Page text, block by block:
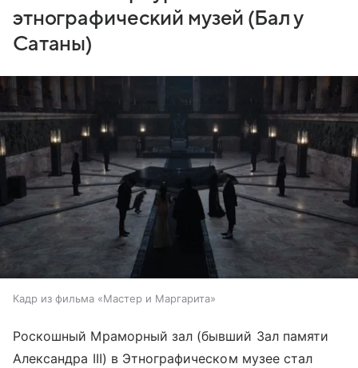
этнографический музей (Бал у
Сатаны)
Кадр из фильма «Мастер и Маргарита»
Роскошный Мраморный зал (бывший Зал памяти
Александра III) в Этнографическом музее стал